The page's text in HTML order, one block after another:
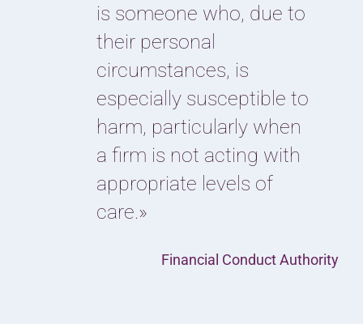
is someone who, due to
their personal
circumstances, is
especially susceptible to
harm, particularly when
a firm is not acting with
appropriate levels of
care.»
Financial Conduct Authority